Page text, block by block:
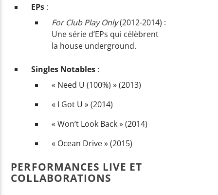
EPs :
For Club Play Only(2012-2014) :
Une série d’EPs qui célèbrent
la house underground.
Singles Notables :
« Need U (100%) » (2013)
« I Got U » (2014)
« Won’t Look Back » (2014)
« Ocean Drive » (2015)
PERFORMANCES LIVE ET
COLLABORATIONS